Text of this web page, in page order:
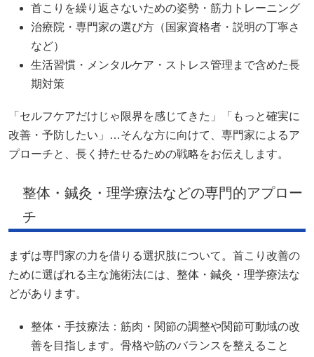
首こりを繰り返さないための姿勢・筋力トレーニング
治療院・専門家の選び方（国家資格者・説明の丁寧さ
など）
生活習慣・メンタルケア・ストレス管理まで含めた長
期対策
「セルフケアだけじゃ限界を感じてきた」「もっと確実に
改善・予防したい」…そんな方に向けて、専門家によるア
プローチと、長く持たせるための戦略をお伝えします。
整体・鍼灸・理学療法などの専門的アプロー
チ
まずは専門家の力を借りる選択肢について。首こり改善の
ために選ばれる主な施術法には、整体・鍼灸・理学療法な
どがあります。
整体・手技療法：筋肉・関節の調整や関節可動域の改
善を目指します。骨格や筋のバランスを整えること